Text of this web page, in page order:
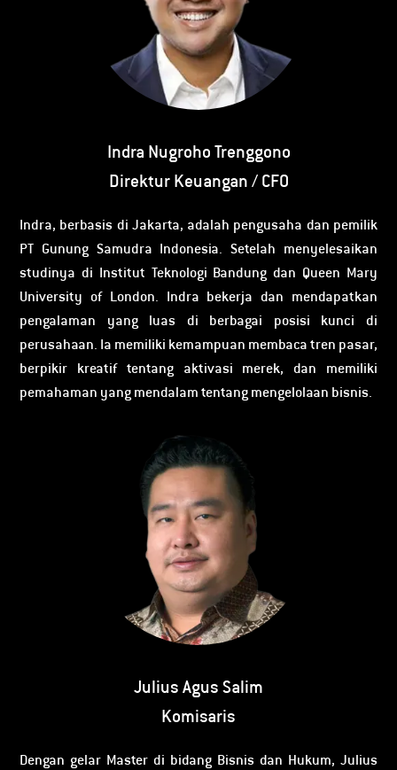
Indra Nugroho Trenggono
Direktur Keuangan / CFO
Indra, berbasis di Jakarta, adalah pengusaha dan pemilik
PT Gunung Samudra Indonesia. Setelah menyelesaikan
studinya di Institut Teknologi Bandung dan Queen Mary
University of London. Indra bekerja dan mendapatkan
pengalaman yang luas di berbagai posisi kunci di
perusahaan. Ia memiliki kemampuan membaca tren pasar,
berpikir kreatif tentang aktivasi merek, dan memiliki
pemahaman yang mendalam tentang mengelolaan bisnis.
Julius Agus Salim
Komisaris
Dengan gelar Master di bidang Bisnis dan Hukum, Julius